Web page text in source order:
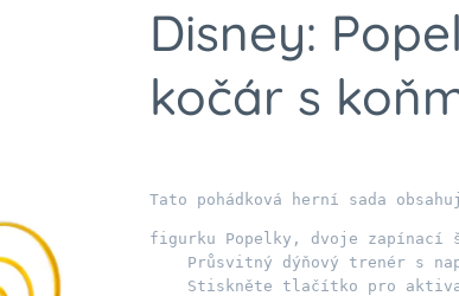
Disney:
kočár s
Tato pohádková herní sada
figurku Popelky, dvoje zapínací
Průsvitný dýňový trenér s
Stiskněte tlačítko pro